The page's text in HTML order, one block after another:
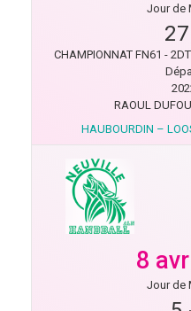
Jour de
27
CHAMPIONNAT FN61 -
RAOUL
HAUBOURDIN –
8
Jour de